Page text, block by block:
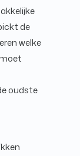
de
welke
oudste